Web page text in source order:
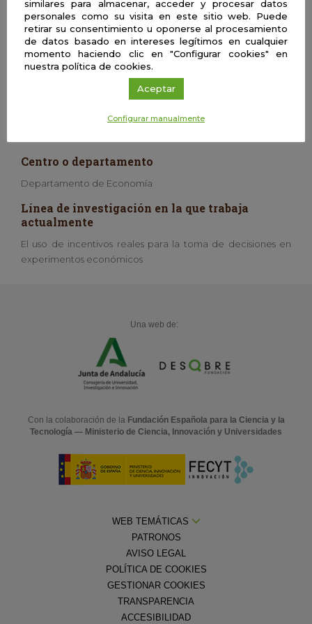
Mi día a día es bastante sencillo. Madrugo, llevo a mis hijos al
colegio y me encanta mi trabajo. El trabajo de un
investigador es leer y no parar de aprender y querer saber
más sobre aquello que te gusta.
equipo, la selección argentina. Me gusta la vida sencilla, los
Centro o departamento
Departamento de Economía
Línea de investigación en la que trabaja
actualmente
El uso de incentivos reales para la toma de decisiones en
experimentos económicos
Una web de:
Con la colaboración de la Fundación Española para la Ciencia y la
Tecnología — Ministerio de Ciencia, Innovación y Universidades
WEB TEMÁTICAS
PATRONOS
AVISO LEGAL
POLÍTICA DE COOKIES
GESTIONAR COOKIES
TRANSPARENCIA
ACCESIBILIDAD
similares para almacenar, acceder y procesar datos
personales como su visita en este sitio web. Puede
retirar su consentimiento u oponerse al procesamiento
de datos basado en intereses legítimos en cualquier
momento haciendo clic en "Configurar cookies" en
nuestra política de cookies.
Aceptar
Configurar manualmente